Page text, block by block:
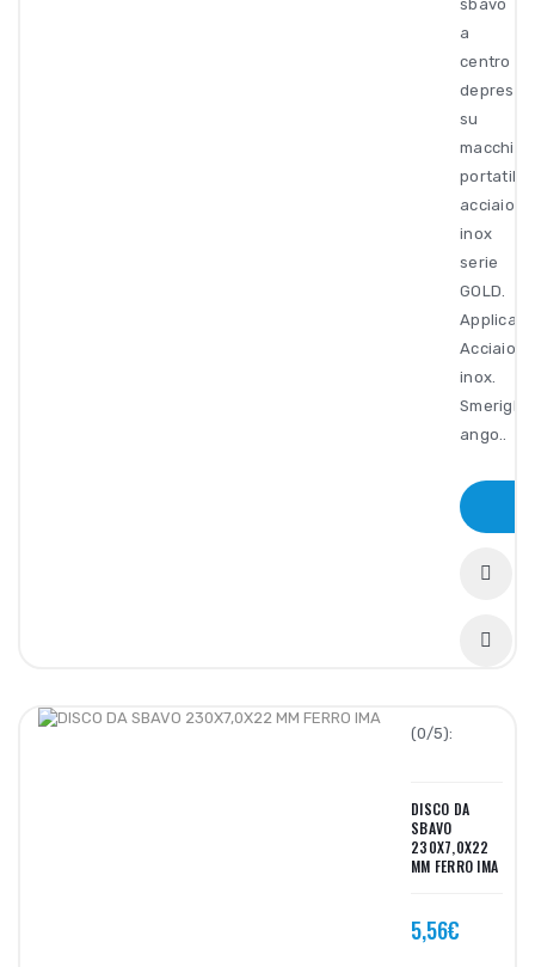
sbavo
a
centro
depresso
su
macchine
portatili
acciaio
inox
serie
GOLD.
Acciaio
inox.
ango..
(0/5):
DISCO DA
SBAVO
230X7,0X22
MM FERRO IMA
5,56€